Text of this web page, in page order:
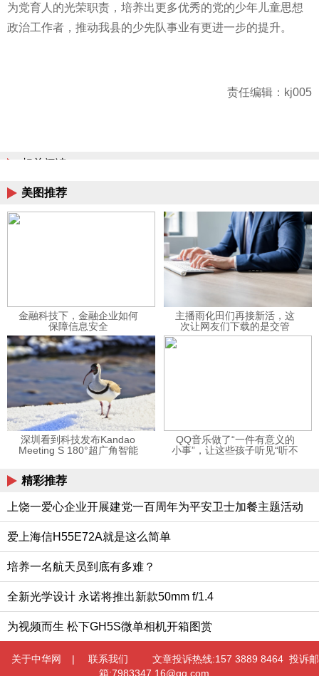
为党育人的光荣职责，培养出更多优秀的党的少年儿童思想
政治工作者，推动我县的少先队事业有更进一步的提升。
责任编辑：kj005
相关阅读
美图推荐
金融科技下，金融企业如何
保障信息安全
主播雨化田们再接新活，这
次让网友们下载的是交管
12123APP
深圳看到科技发布Kandao
Meeting S 180°超广角智能
QQ音乐做了“一件有意义的
小事”，让这些孩子听见“听不
精彩推荐
上饶一爱心企业开展建党一百周年为平安卫士加餐主题活动
爱上海信H55E72A就是这么简单
培养一名航天员到底有多难？
全新光学设计 永诺将推出新款50mm f/1.4
为视频而生 松下GH5S微单相机开箱图赏
关于中华网 | 联系我们
文章投诉热线:157 3889 8464 投诉邮
箱:7983347 16@qq.com